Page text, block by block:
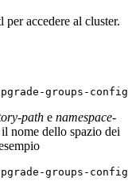
accedere al cluster.
groups-
path e namespace-
nome dello spazio dei
groups-